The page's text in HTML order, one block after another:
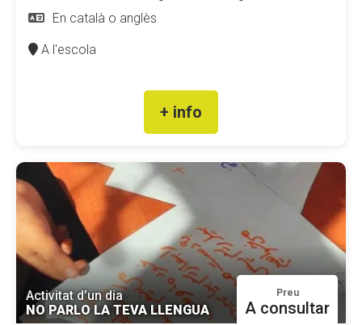
En català o anglès
A l'escola
+ info
Activitat d’un dia
NO PARLO LA TEVA LLENGUA
Preu
A consultar